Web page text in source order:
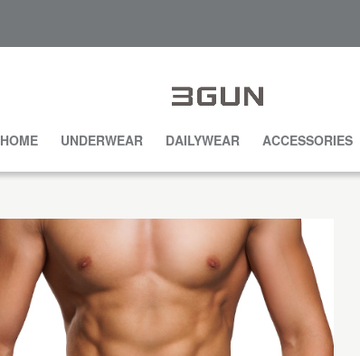
HOME UNDERWEAR DAILYWEAR ACCESSORIES